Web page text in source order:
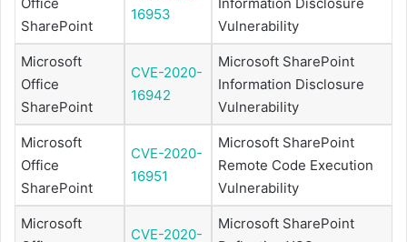
SharePoint
16953
Vulnerability
Microsoft
Office
SharePoint
CVE-2020-
16942
Microsoft SharePoint
Information Disclosure
Vulnerability
Microsoft
Office
SharePoint
CVE-2020-
16951
Microsoft SharePoint
Remote Code Execution
Vulnerability
Microsoft
CVE-2020-
Microsoft SharePoint